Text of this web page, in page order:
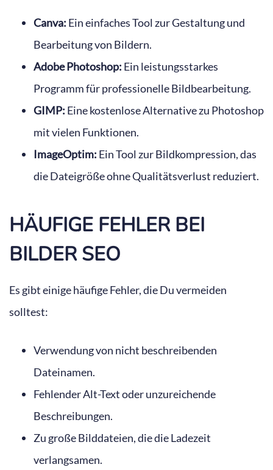
Canva: Ein einfaches Tool zur Gestaltung und
Bearbeitung von Bildern.
Adobe Photoshop: Ein leistungsstarkes
Programm für professionelle Bildbearbeitung.
GIMP: Eine kostenlose Alternative zu Photoshop
mit vielen Funktionen.
ImageOptim: Ein Tool zur Bildkompression, das
die Dateigröße ohne Qualitätsverlust reduziert.
HÄUFIGE FEHLER BEI
BILDER SEO
Es gibt einige häufige Fehler, die Du vermeiden
solltest:
Verwendung von nicht beschreibenden
Dateinamen.
Fehlender Alt-Text oder unzureichende
Beschreibungen.
Zu große Bilddateien, die die Ladezeit
verlangsamen.